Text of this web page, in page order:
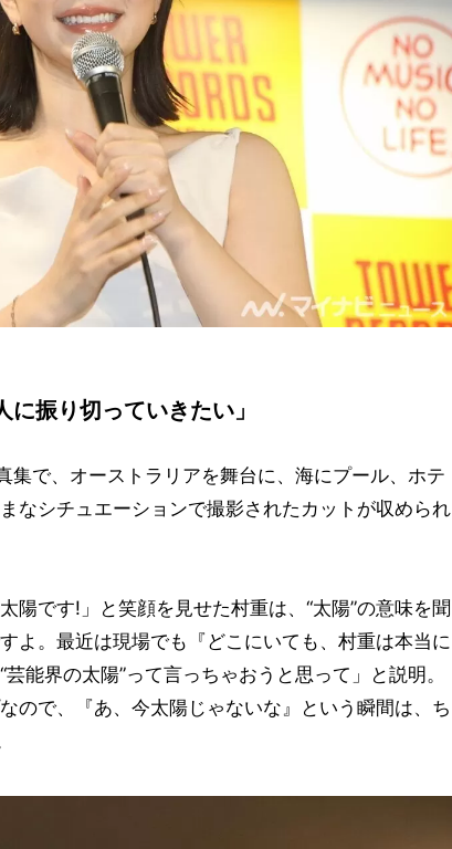
振り切っていきたい」
集で、オーストラリアを舞台に、海にプール、ホテ
なシチュエーションで撮影されたカットが収められ
陽です!」と笑顔を見せた村重は、“太陽”の意味を聞
よ。最近は現場でも『どこにいても、村重は本当に
能界の太陽”って言っちゃおうと思って」と説明。
ので、『あ、今太陽じゃないな』という瞬間は、ち